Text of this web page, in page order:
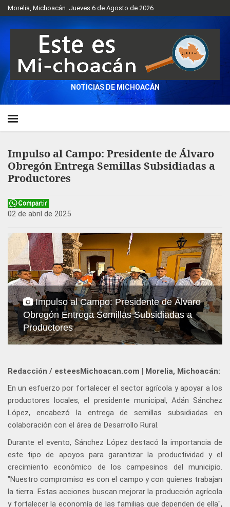
Morelia, Michoacán. Jueves 6 de Agosto de 2026
NOTICIAS DE MICHOACÁN
Impulso al Campo: Presidente de Álvaro
Obregón Entrega Semillas Subsidiadas a
Productores
02 de abril de 2025
Impulso al Campo: Presidente de Álvaro
Obregón Entrega Semillas Subsidiadas a
Productores
Redacción / esteesMichoacan.com | Morelia, Michoacán:
En un esfuerzo por fortalecer el sector agrícola y apoyar a los
productores locales, el presidente municipal, Adán Sánchez
López, encabezó la entrega de semillas subsidiadas en
colaboración con el área de Desarrollo Rural.
Durante el evento, Sánchez López destacó la importancia de
este tipo de apoyos para garantizar la productividad y el
crecimiento económico de los campesinos del municipio.
"Nuestro compromiso es con el campo y con quienes trabajan
la tierra. Estas acciones buscan mejorar la producción agrícola
y fortalecer la economía de las familias que dependen de ella",